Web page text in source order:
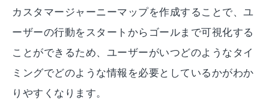
カスタマージャーニーマップを作成することで、ユ
ーザーの行動をスタートからゴールまで可視化する
ことができるため、ユーザーがいつどのようなタイ
ミングでどのような情報を必要としているかがわか
りやすくなります。